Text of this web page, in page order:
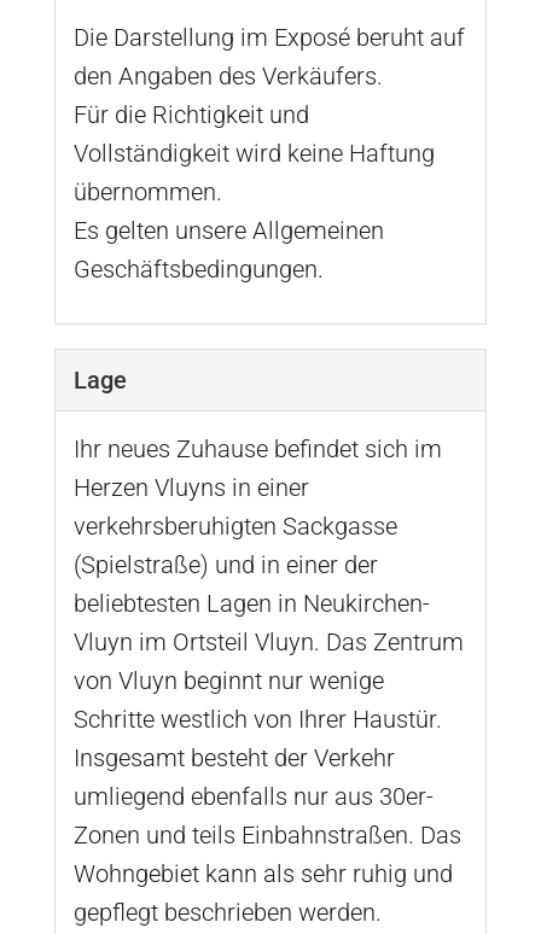
Die Darstellung im Exposé beruht auf
den Angaben des Verkäufers.
Für die Richtigkeit und
Vollständigkeit wird keine Haftung
übernommen.
Es gelten unsere Allgemeinen
Geschäftsbedingungen.
Lage
Ihr neues Zuhause befindet sich im
Herzen Vluyns in einer
verkehrsberuhigten Sackgasse
(Spielstraße) und in einer der
beliebtesten Lagen in Neukirchen-
Vluyn im Ortsteil Vluyn. Das Zentrum
von Vluyn beginnt nur wenige
Schritte westlich von Ihrer Haustür.
Insgesamt besteht der Verkehr
umliegend ebenfalls nur aus 30er-
Zonen und teils Einbahnstraßen. Das
Wohngebiet kann als sehr ruhig und
gepflegt beschrieben werden.